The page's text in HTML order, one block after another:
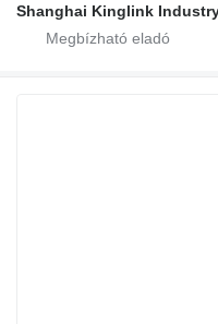
Shanghai Kinglink